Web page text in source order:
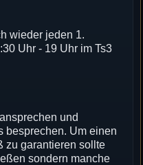
wieder jeden 1.
Uhr - 19 Uhr im Ts3
und
besprechen. Um einen
zu garantieren sollte
sondern manche